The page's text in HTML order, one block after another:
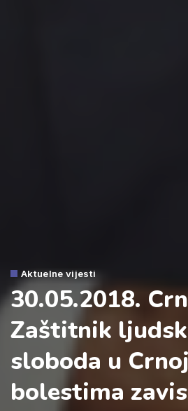
Aktuelne vijesti
30.05.2018.
Zaštitnik
sloboda u
bolestima